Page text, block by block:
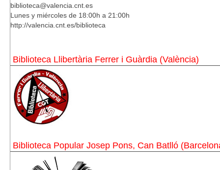
biblioteca@valencia.cnt.es
Lunes y miércoles de 18:00h a 21:00h
http://valencia.cnt.es/biblioteca
Biblioteca Llibertària Ferrer i Guàrdia (València)
Biblioteca Popular Josep Pons, Can Batlló